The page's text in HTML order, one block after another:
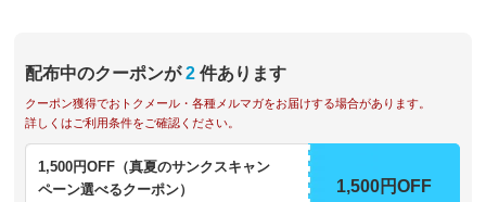
配布中のクーポンが 2 件あります
クーポン獲得でおトクメール・各種メルマガをお届けする場合があります。
詳しくはご利用条件をご確認ください。
1,500円OFF（真夏のサンクスキャン
ペーン選べるクーポン）
1,500円OFF